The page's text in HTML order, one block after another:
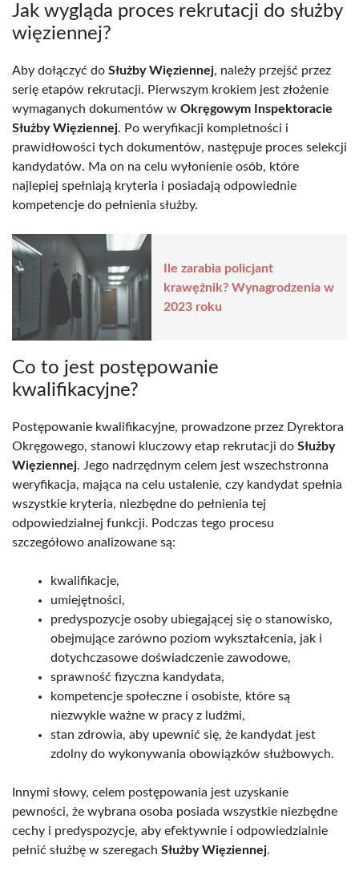
Jak wygląda proces rekrutacji do służby
więziennej?
Aby dołączyć do Służby Więziennej, należy przejść przez
serię etapów rekrutacji. Pierwszym krokiem jest złożenie
wymaganych dokumentów w Okręgowym Inspektoracie
Służby Więziennej. Po weryfikacji kompletności i
prawidłowości tych dokumentów, następuje proces selekcji
kandydatów. Ma on na celu wyłonienie osób, które
najlepiej spełniają kryteria i posiadają odpowiednie
kompetencje do pełnienia służby.
Ile zarabia policjant
krawężnik? Wynagrodzenia w
2023 roku
Co to jest postępowanie
kwalifikacyjne?
Postępowanie kwalifikacyjne, prowadzone przez Dyrektora
Okręgowego, stanowi kluczowy etap rekrutacji do Służby
Więziennej. Jego nadrzędnym celem jest wszechstronna
weryfikacja, mająca na celu ustalenie, czy kandydat spełnia
wszystkie kryteria, niezbędne do pełnienia tej
odpowiedzialnej funkcji. Podczas tego procesu
szczegółowo analizowane są:
kwalifikacje,
umiejętności,
predyspozycje osoby ubiegającej się o stanowisko,
obejmujące zarówno poziom wykształcenia, jak i
dotychczasowe doświadczenie zawodowe,
sprawność fizyczna kandydata,
kompetencje społeczne i osobiste, które są
niezwykle ważne w pracy z ludźmi,
stan zdrowia, aby upewnić się, że kandydat jest
zdolny do wykonywania obowiązków służbowych.
Innymi słowy, celem postępowania jest uzyskanie
pewności, że wybrana osoba posiada wszystkie niezbędne
cechy i predyspozycje, aby efektywnie i odpowiedzialnie
pełnić służbę w szeregach Służby Więziennej.